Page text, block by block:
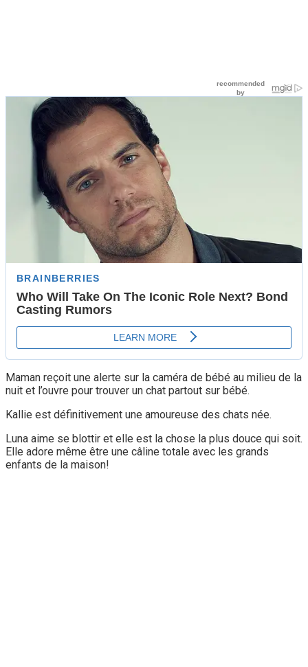
Maman reçoit une alerte sur la caméra de bébé au milieu de la
nuit et l’ouvre pour trouver un chat partout sur bébé.
Kallie est définitivement une amoureuse des chats née.
Luna aime se blottir et elle est la chose la plus douce qui soit.
Elle adore même être une câline totale avec les grands
enfants de la maison!